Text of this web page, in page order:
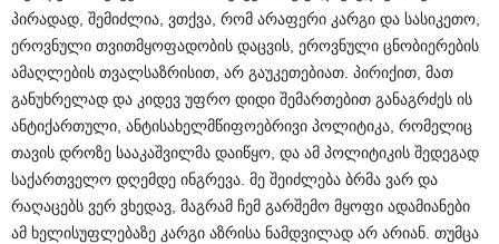
პირადად, შემიძლია, ვთქვა, რომ არაფერი კარგი და სასიკეთო,
ეროვნული თვითმყოფადობის დაცვის, ეროვნული ცნობიერების
ამაღლების თვალსაზრისით, არ გაუკეთებიათ. პირიქით, მათ
განუხრელად და კიდევ უფრო დიდი შემართებით განაგრძეს ის
ანტიქართული, ანტისახელმწიფოებრივი პოლიტიკა, რომელიც
თავის დროზე სააკაშვილმა დაიწყო, და ამ პოლიტიკის შედეგად
საქართველო დღემდე ინგრევა. მე შეიძლება ბრმა ვარ და
რაღაცებს ვერ ვხედავ, მაგრამ ჩემ გარშემო მყოფი ადამიანები
ამ ხელისუფლებაზე კარგი აზრისა ნამდვილად არ არიან. თუმცა